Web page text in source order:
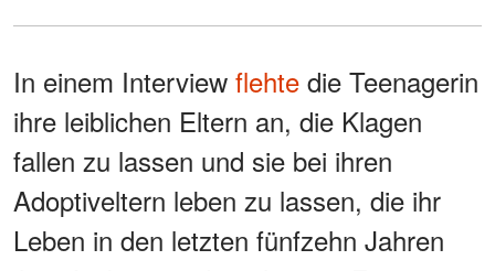
In einem Interview flehte die Teenagerin
ihre leiblichen Eltern an, die Klagen
fallen zu lassen und sie bei ihren
Adoptiveltern leben zu lassen, die ihr
Leben in den letzten fünfzehn Jahren